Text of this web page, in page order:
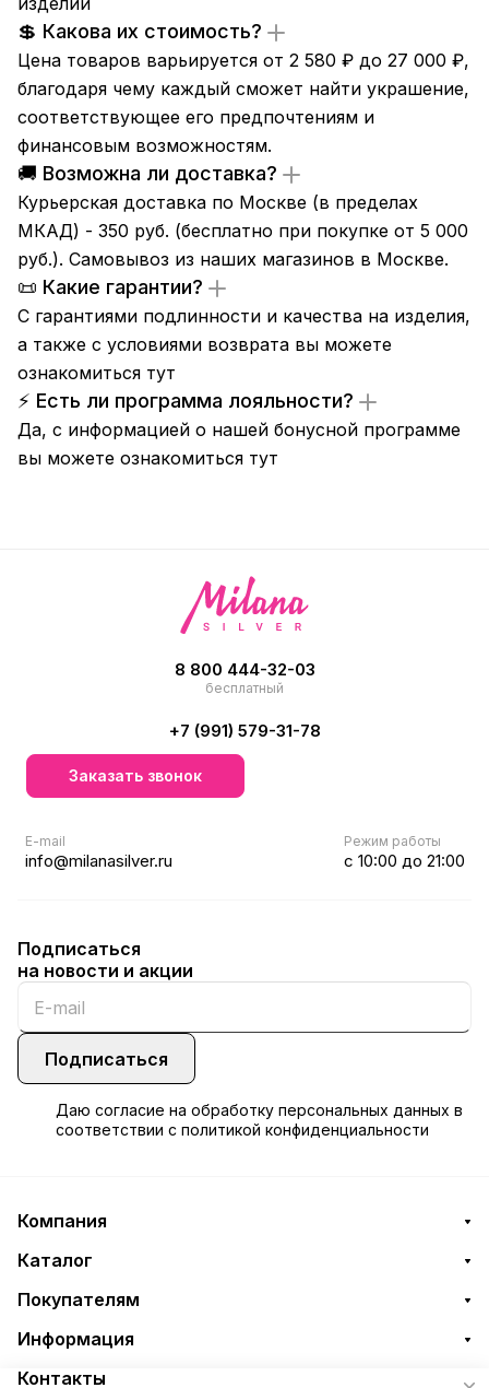
💲 Какова их стоимость?
Цена товаров варьируется от 2 580 ₽ до 27 000 ₽,
благодаря чему каждый сможет найти украшение,
соответствующее его предпочтениям и
финансовым возможностям.
🚚 Возможна ли доставка?
Курьерская доставка по Москве (в пределах
МКАД) - 350 руб. (бесплатно при покупке от 5 000
руб.). Самовывоз из наших магазинов в Москве.
📜 Какие гарантии?
С гарантиями подлинности и качества на изделия,
а также с условиями возврата вы можете
ознакомиться тут
⚡ Есть ли программа лояльности?
Да, с информацией о нашей бонусной программе
вы можете ознакомиться тут
8 800 444-32-03
бесплатный
+7 (991) 579-31-78
Заказать звонок
E-mail
info@milanasilver.ru
Режим работы
с 10:00 до 21:00
Подписаться
на новости и акции
Подписаться
Даю согласие на обработку персональных данных в
соответствии с политикой конфиденциальности
Компания
Каталог
Покупателям
Информация
Контакты